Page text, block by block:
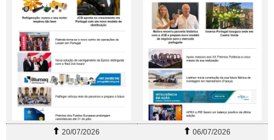
20/07/2026 06/07/2026